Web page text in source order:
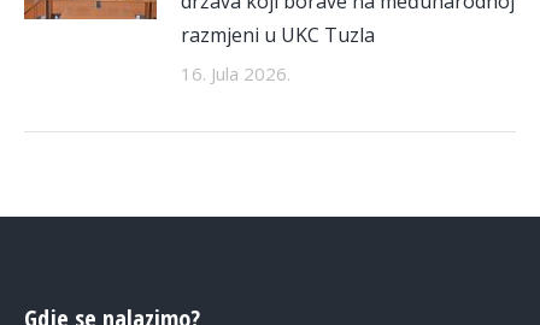
razmjeni u UKC Tuzla
16. Jula 2026.
Gdje se nalazimo?